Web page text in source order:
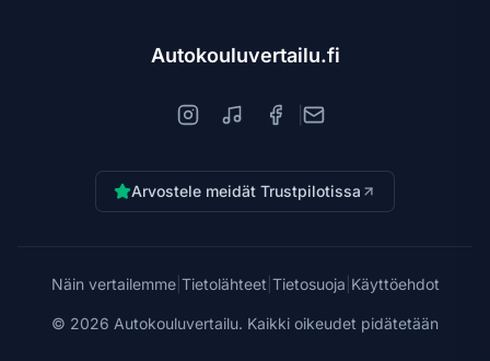
Autokouluvertailu.fi
Arvostele meidät Trustpilotissa
Näin vertailemme| Tietolähteet Tietosuoja Käyttöehdot
© 2026 Autokouluvertailu. Kaikki oikeudet pidätetään